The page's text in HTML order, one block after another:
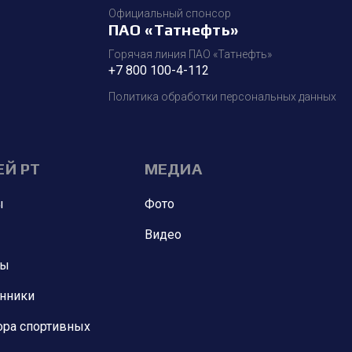
Официальный спонсор
ПАО «Татнефть»
Горячая линия ПАО «Татнефть»
+7 800 100-4-112
Политика обработки персональных данных
РТ
спортивных
МЕДИА
Фото
Видео